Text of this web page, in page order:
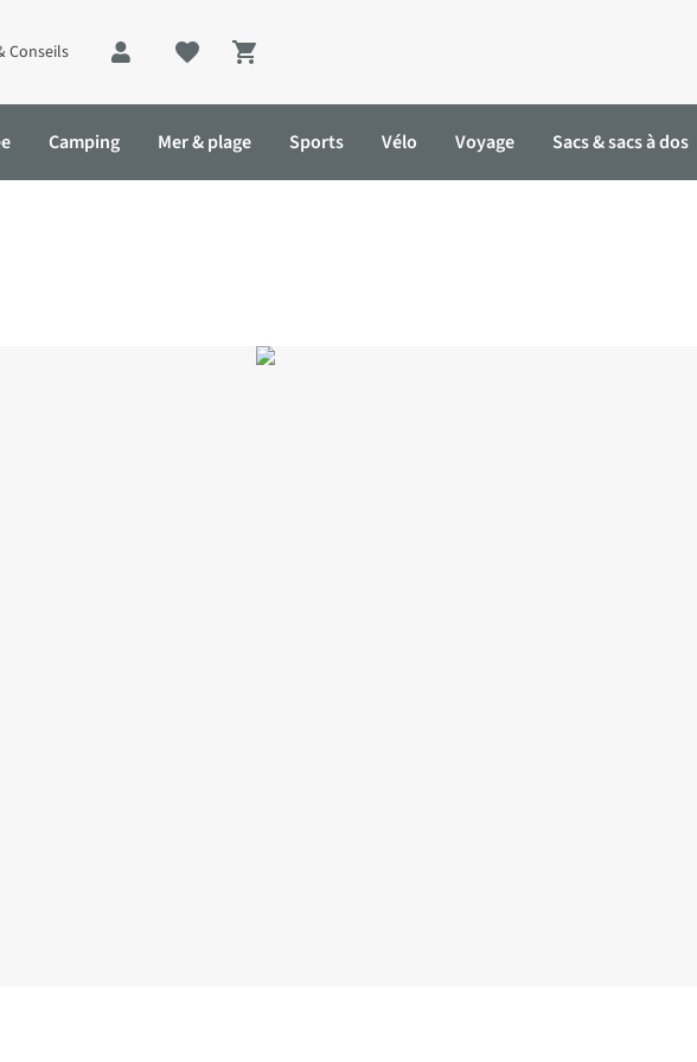
Conseils
Shopping cart
Camping Mer & plage Sports Vélo Voyage Sacs & sacs à dos